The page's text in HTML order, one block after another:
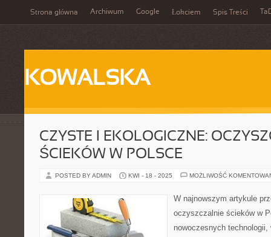
Strona główna Archiwum Google Łokciem Spis Treści
KOWALSKA
CZYSTE I EKOLOGICZNE:
ŚCIEKÓW W POLSCE
POSTED BY ADMIN KWI - 18 - 2025 MOŻLIWOŚĆ
W najnowszym artykule
oczyszczalnie ścieków w
nowoczesnych